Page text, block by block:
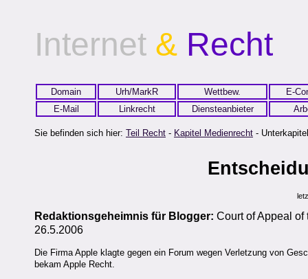
Internet & Recht
Domain Urh/MarkR Wettbew.
E-
E-Mail
Linkrecht Diensteanbieter
Sie befinden sich hier: Teil Recht - Kapitel Medienrecht -
Redaktionsgeheimnis für Blogger: Court of Appeal
26.5.2006
Die Firma Apple klagte gegen ein Forum wegen Verletzung von
bekam Apple Recht.